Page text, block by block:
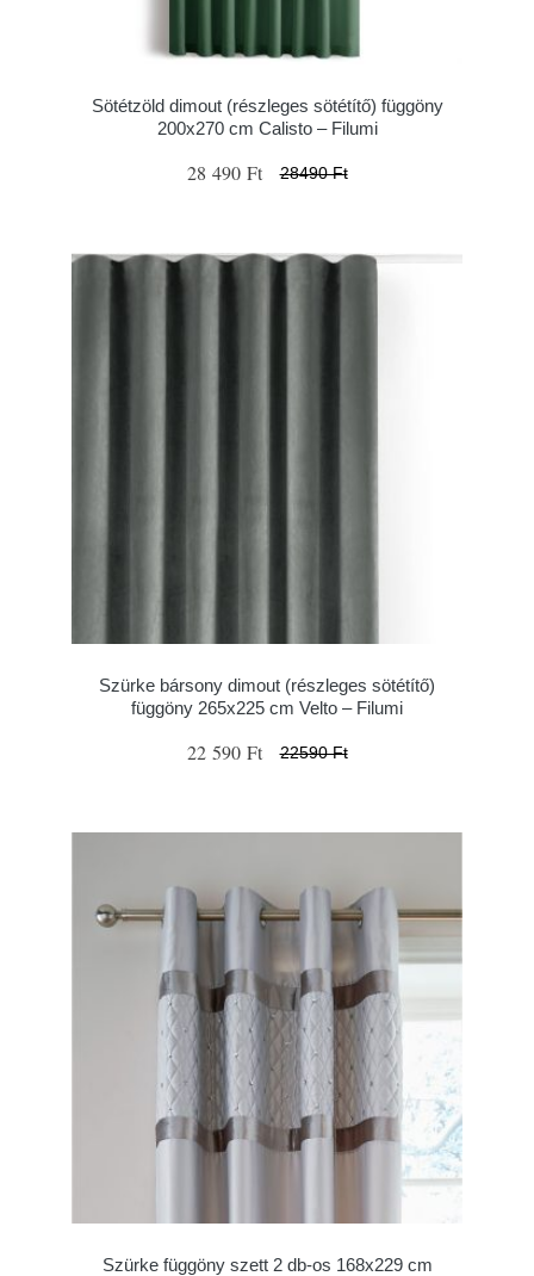
Sötétzöld dimout (részleges sötétítő) függöny
200x270 cm Calisto – Filumi
28 490 Ft 28490 Ft
Szürke bársony dimout (részleges sötétítő)
függöny 265x225 cm Velto – Filumi
22 590 Ft 22590 Ft
Szürke függöny szett 2 db-os 168x229 cm